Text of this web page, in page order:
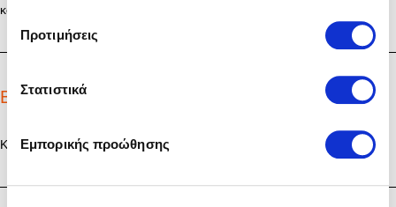
Προτιμήσεις
Στατιστικά
Εμπορικής προώθησης
και τα μοιράζετε στα μπολ.
Βήμα 4
Κόβετε τα ροδάκινα σε κύβους 1 εκ. και τα μοιράζετε στα μπολ.